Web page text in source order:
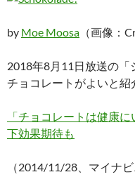
by Moe Moosa （画像：
2018年8月11日放送の「
チョコレートがよいと紹
「チョコレートは健康
下効果期待も
（2014/11/28、マイナビ